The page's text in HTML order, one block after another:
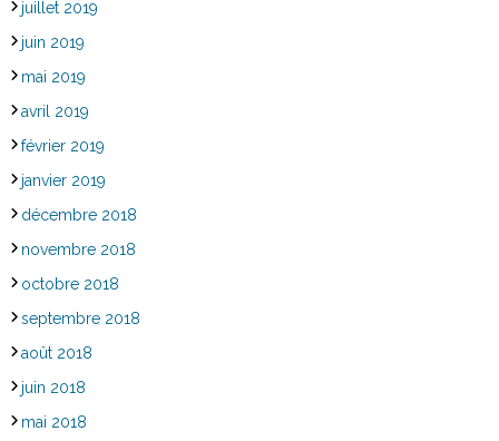
juillet 2019
juin 2019
mai 2019
avril 2019
février 2019
janvier 2019
décembre 2018
novembre 2018
octobre 2018
septembre 2018
août 2018
juin 2018
mai 2018